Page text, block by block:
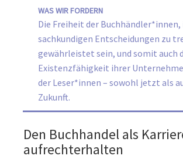
WAS WIR FORDERN
Die Freiheit der Buchhändler*innen,
sachkundigen Entscheidungen zu
gewährleistet sein, und somit auch
Existenzfähigkeit ihrer
der Leser*innen – sowohl jetzt als
Zukunft.
Den Buchhandel als
aufrechterhalten